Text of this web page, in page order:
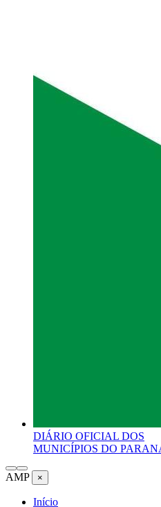
DIÁRIO OFICIAL DOS
MUNICÍPIOS DO
AMP ×
Início